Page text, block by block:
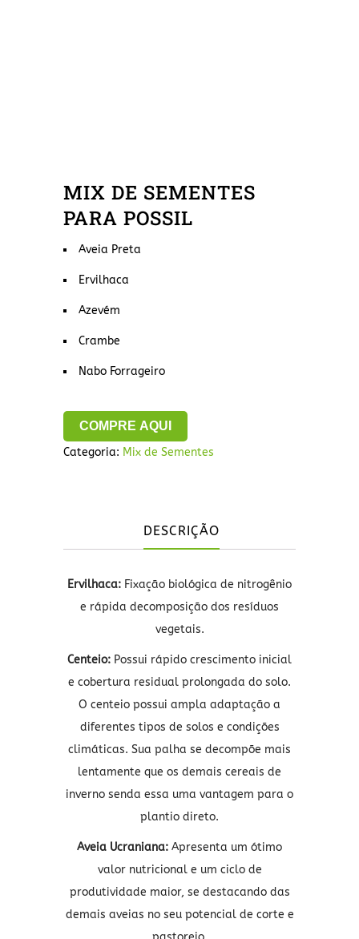
MIX DE SEMENTES
PARA POSSIL
Aveia Preta
Ervilhaca
Azevém
Crambe
Nabo Forrageiro
COMPRE AQUI
Categoria: Mix de Sementes
DESCRIÇÃO
Ervilhaca: Fixação biológica de nitrogênio
e rápida decomposição dos resíduos
vegetais.
Centeio: Possui rápido crescimento inicial
e cobertura residual prolongada do solo.
O centeio possui ampla adaptação a
diferentes tipos de solos e condições
climáticas. Sua palha se decompõe mais
lentamente que os demais cereais de
inverno senda essa uma vantagem para o
plantio direto.
Aveia Ucraniana: Apresenta um ótimo
valor nutricional e um ciclo de
produtividade maior, se destacando das
demais aveias no seu potencial de corte e